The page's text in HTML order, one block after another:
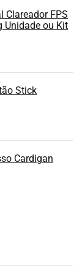
Clareador FPS
Unidade ou Kit
Stick
Cardigan